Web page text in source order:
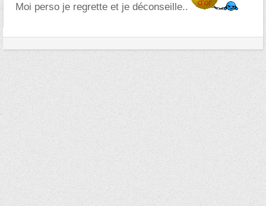
Moi perso je regrette et je déconseille..